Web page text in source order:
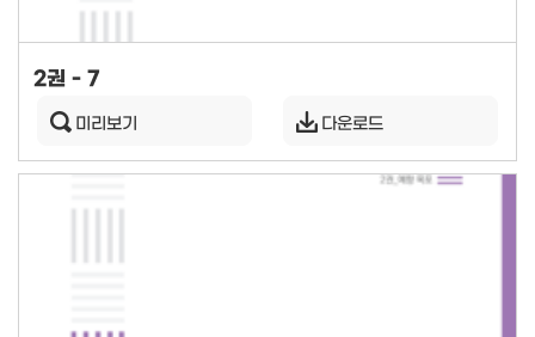
2권 - 7
미리보기 다운로드